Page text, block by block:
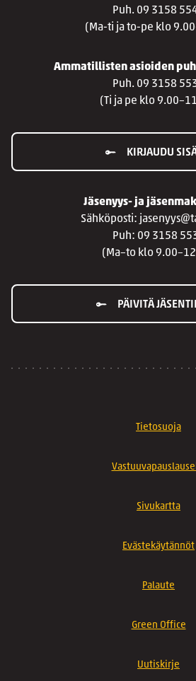
Puh. 09 3158
(Ma-ti ja to-pe klo
Ammatillisten asioiden
Puh. 09 3158
(Ti ja pe klo
KIRJAUDU
Jäsenyys- ja
Sähköposti:
Puh: 09 3158
(Ma–to klo
PÄIVITÄ
Tietosuoja
Sivukartta
Evästekäytännöt
Palaute
Green Office
Uutiskirje